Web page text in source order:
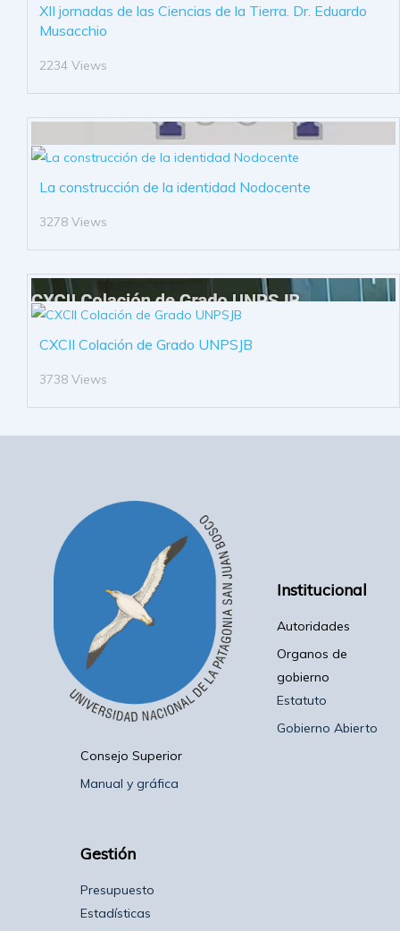
XII jornadas de las Ciencias de la Tierra. Dr. Eduardo
Musacchio
2234 Views
La construcción de la identidad Nodocente
3278 Views
CXCII Colación de Grado UNPSJB
3738 Views
Institucional
Autoridades
Organos de
gobierno
Estatuto
Gobierno Abierto
Consejo Superior
Manual y gráfica
Gestión
Presupuesto
Estadísticas